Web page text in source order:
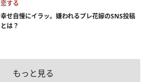
恋する
幸せ自慢にイラッ。嫌われるプレ花嫁のSNS投稿
とは？
もっと見る